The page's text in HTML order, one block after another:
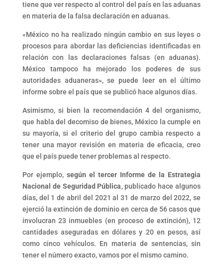
tiene que ver respecto al control del país en las aduanas
en materia de la falsa declaración en aduanas.
«México no ha realizado ningún cambio en sus leyes o
procesos para abordar las deficiencias identificadas en
relación con las declaraciones falsas (en aduanas).
México tampoco ha mejorado los poderes de sus
autoridades aduaneras», se puede leer en el último
informe sobre el país que se publicó hace algunos días.
Asimismo, si bien la recomendación 4 del organismo,
que habla del decomiso de bienes, México la cumple en
su mayoría, si el criterio del grupo cambia respecto a
tener una mayor revisión en materia de eficacia, creo
que el país puede tener problemas al respecto.
Por ejemplo, según el tercer Informe de la Estrategia
Nacional de Seguridad Pública, publicado hace algunos
días, del 1 de abril del 2021 al 31 de marzo del 2022, se
ejerció la extinción de dominio en cerca de 56 casos que
involucran 23 inmuebles (en proceso de extinción), 12
cantidades aseguradas en dólares y 20 en pesos, así
como cinco vehículos. En materia de sentencias, sin
tener el número exacto, vamos por el mismo camino.